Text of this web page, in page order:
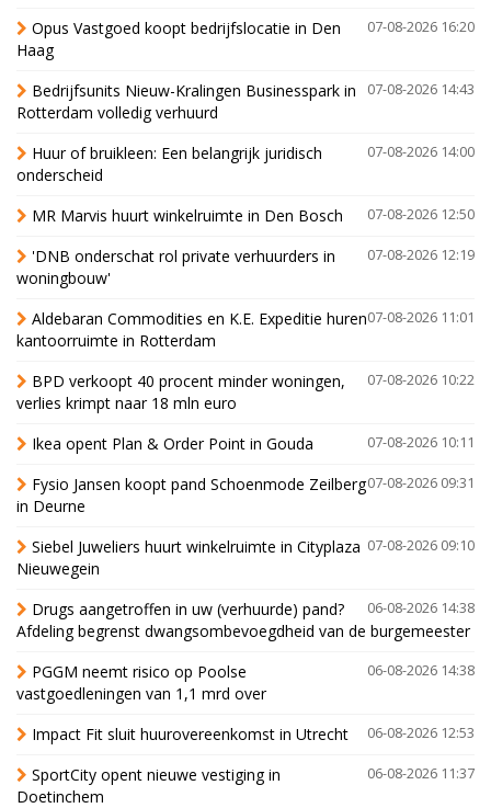
07-08-2026 16:20
Opus Vastgoed koopt bedrijfslocatie in Den
Haag
07-08-2026 14:43
Bedrijfsunits Nieuw-Kralingen Businesspark in
Rotterdam volledig verhuurd
07-08-2026 14:00
Huur of bruikleen: Een belangrijk juridisch
onderscheid
07-08-2026 12:50
MR Marvis huurt winkelruimte in Den Bosch
07-08-2026 12:19
'DNB onderschat rol private verhuurders in
woningbouw'
07-08-2026 11:01
Aldebaran Commodities en K.E. Expeditie huren
kantoorruimte in Rotterdam
07-08-2026 10:22
BPD verkoopt 40 procent minder woningen,
verlies krimpt naar 18 mln euro
07-08-2026 10:11
Ikea opent Plan & Order Point in Gouda
07-08-2026 09:31
Fysio Jansen koopt pand Schoenmode Zeilberg
in Deurne
07-08-2026 09:10
Siebel Juweliers huurt winkelruimte in Cityplaza
Nieuwegein
06-08-2026 14:38
Drugs aangetroffen in uw (verhuurde) pand?
Afdeling begrenst dwangsombevoegdheid van de burgemeester
06-08-2026 14:38
PGGM neemt risico op Poolse
vastgoedleningen van 1,1 mrd over
06-08-2026 12:53
Impact Fit sluit huurovereenkomst in Utrecht
06-08-2026 11:37
SportCity opent nieuwe vestiging in
Doetinchem